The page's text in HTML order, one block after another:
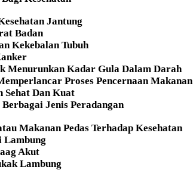
Jantung
Badan
Kekebalan Tubuh
Menurunkan Kadar Gula Dalam Darah
Proses Pencernaan Makanan
Sehat Dan Kuat
Jenis Peradangan
Makanan Pedas Terhadap Kesehatan
Lambung
Akut
Lambung